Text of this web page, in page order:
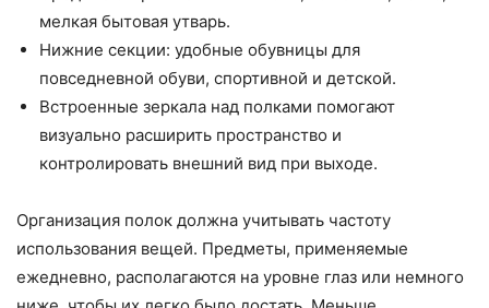
мелкая бытовая утварь.
Нижние секции: удобные обувницы для
повседневной обуви, спортивной и детской.
Встроенные зеркала над полками помогают
визуально расширить пространство и
контролировать внешний вид при выходе.
Организация полок должна учитывать частоту
использования вещей. Предметы, применяемые
ежедневно, располагаются на уровне глаз или немного